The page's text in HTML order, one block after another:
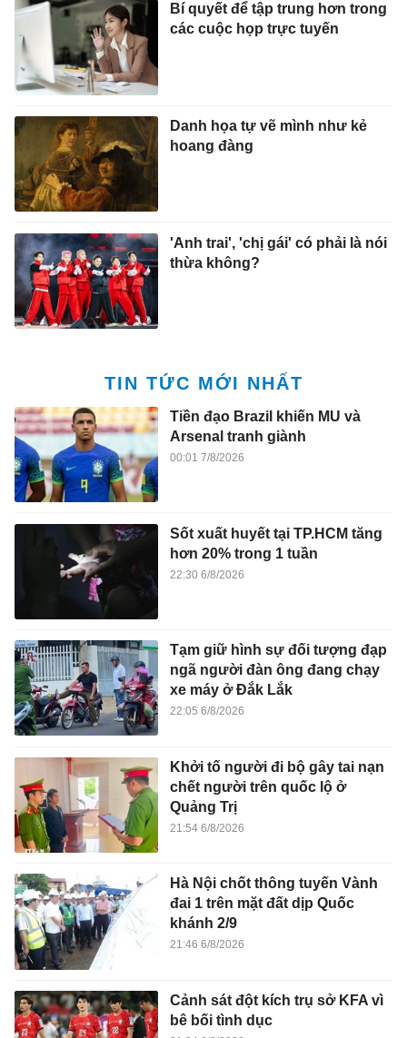
Bí quyết để tập trung hơn trong
các cuộc họp trực tuyến
Danh họa tự vẽ mình như kẻ
hoang đàng
'Anh trai', 'chị gái' có phải là nói
thừa không?
TIN TỨC MỚI NHẤT
Tiền đạo Brazil khiến MU và
Arsenal tranh giành
00:01 7/8/2026
Sốt xuất huyết tại TP.HCM tăng
hơn 20% trong 1 tuần
22:30 6/8/2026
Tạm giữ hình sự đối tượng đạp
ngã người đàn ông đang chạy
xe máy ở Đắk Lắk
22:05 6/8/2026
Khởi tố người đi bộ gây tai nạn
chết người trên quốc lộ ở
Quảng Trị
21:54 6/8/2026
Hà Nội chốt thông tuyến Vành
đai 1 trên mặt đất dịp Quốc
khánh 2/9
21:46 6/8/2026
Cảnh sát đột kích trụ sở KFA vì
bê bối tình dục